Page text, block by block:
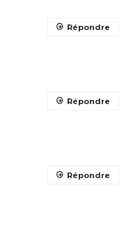
Répondre
Répondre
Répondre